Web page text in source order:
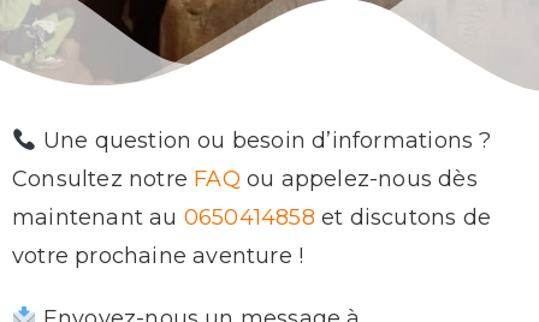
Une question ou besoin d’informations ?
Consultez notre FAQ ou appelez-nous dès
maintenant au 0650414858 et discutons de
votre prochaine aventure !